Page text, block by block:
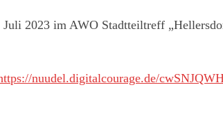
2023 im AWO Stadtteiltreff
nuudel.digitalcourage.de/